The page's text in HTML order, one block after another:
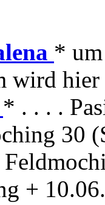
*
wird
* . . . .
30
+